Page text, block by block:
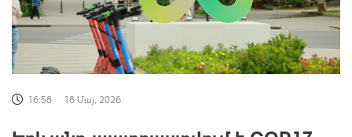
16:58 18 Մայ, 2026